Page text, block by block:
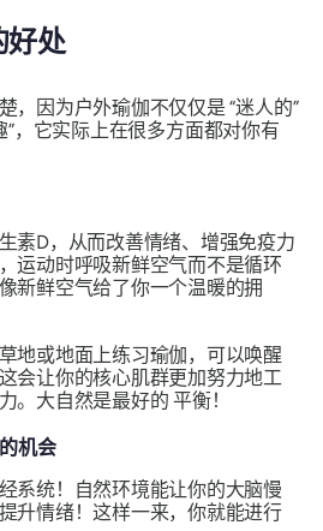
好处
，因为户外瑜伽不仅仅是“迷人的”
”，它实际上在很多方面都对你有
素D，从而改善情绪、增强免疫力
运动时呼吸新鲜空气而不是循环
新鲜空气给了你一个温暖的拥
地或地面上练习瑜伽，可以唤醒
会让你的核心肌群更加努力地工
。大自然是最好的平衡！
机会
系统！自然环境能让你的大脑慢
升情绪！这样一来，你就能进行